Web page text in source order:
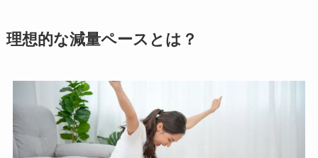
理想的な減量ペースとは？